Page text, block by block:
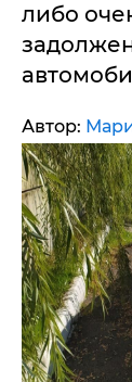
либо
Автор: